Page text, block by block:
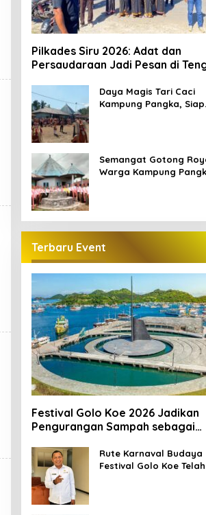
Pilkades Siru 2026: Adat dan
Persaudaraan Jadi Pesan di
Daya Magis Tari Caci
Kampung Pangka, Siap
Semangat Gotong
Warga Kampung
Terbaru Event
Festival Golo Koe 2026 Jadikan
Pengurangan Sampah sebagai
Bajo
Rute Karnaval Budaya
Festival Golo Koe Telah